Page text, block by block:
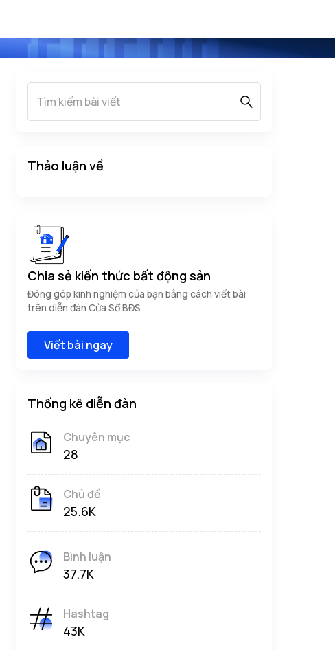
Thảo luận về
Chia sẻ kiến thức bất động sản
Đóng góp kinh nghiệm của bạn bằng cách viết bài
trên diễn đàn Cửa Sổ BĐS
Viết bài ngay
Thống kê diễn đàn
Chuyên mục
28
Chủ đề
25.6K
Bình luận
37.7K
Hashtag
43K